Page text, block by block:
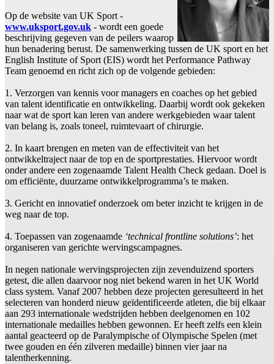
Op de website van UK Sport -
www.uksport.gov.uk - wordt een goede
beschrijving gegeven van de peilers waarop
hun benadering berust. De samenwerking tussen de UK sport en het
English Institute of Sport (EIS) wordt het Performance Pathway
Team genoemd en richt zich op de volgende gebieden:
1. Verzorgen van kennis voor managers en coaches op het gebied
van talent identificatie en ontwikkeling. Daarbij wordt ook gekeken
naar wat de sport kan leren van andere werkgebieden waar talent
van belang is, zoals toneel, ruimtevaart of chirurgie.
2. In kaart brengen en meten van de effectiviteit van het
ontwikkeltraject naar de top en de sportprestaties. Hiervoor wordt
onder andere een zogenaamde Talent Health Check gedaan. Doel is
om efficiënte, duurzame ontwikkelprogramma’s te maken.
3. Gericht en innovatief onderzoek om beter inzicht te krijgen in de
weg naar de top.
4. Toepassen van zogenaamde ‘technical frontline solutions’: het
organiseren van gerichte wervingscampagnes.
In negen nationale wervingsprojecten zijn zevenduizend sporters
getest, die allen daarvoor nog niet bekend waren in het UK World
class system. Vanaf 2007 hebben deze projecten geresulteerd in het
selecteren van honderd nieuw geïdentificeerde atleten, die bij elkaar
aan 293 internationale wedstrijden hebben deelgenomen en 102
internationale medailles hebben gewonnen. Er heeft zelfs een klein
aantal geacteerd op de Paralympische of Olympische Spelen (met
twee gouden en één zilveren medaille) binnen vier jaar na
talentherkenning.